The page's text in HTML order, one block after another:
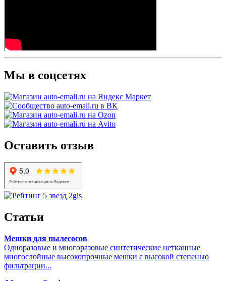
Мы в соцсетях
Оставить отзыв
Статьи
Мешки для пылесосов
Одноразовые и многоразовые синтетические нетканные
многослойные высокопрочные мешки с высокой степенью
фильтрации...